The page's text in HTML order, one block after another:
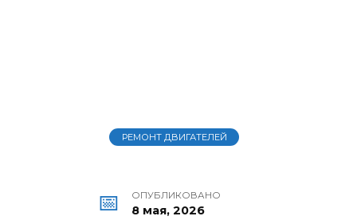
РЕМОНТ ДВИГАТЕЛЕЙ
ОПУБЛИКОВАНО
8 мая, 2026